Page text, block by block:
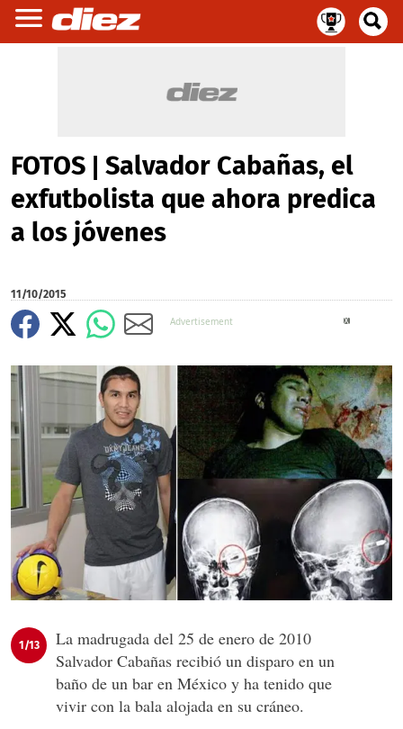
FOTOS | Salvador Cabañas, el
exfutbolista que ahora predica
a los jóvenes
11/10/2015
1/13
La madrugada del 25 de enero de 2010
Salvador Cabañas recibió un disparo en un
baño de un bar en México y ha tenido que
vivir con la bala alojada en su cráneo.
X